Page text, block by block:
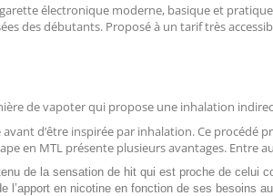
électronique moderne, basique et
des débutants. Proposé à un tarif très
de vapoter qui propose une inhalation
d’être inspirée par inhalation. Ce
en MTL présente plusieurs avantages. Entre
de la sensation de hit qui est proche de celui
l’apport en nicotine en fonction de ses besoins